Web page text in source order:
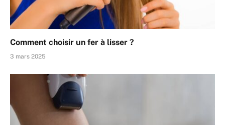
Comment choisir un fer à lisser ?
3 mars 2025